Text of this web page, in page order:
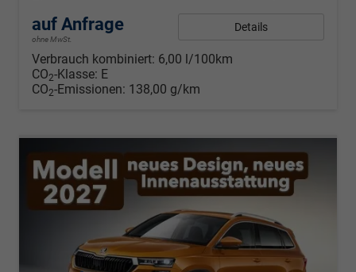
auf Anfrage
ohne MwSt.
Details
Verbrauch kombiniert: 6,00 l/100km
CO2-Klasse: E
CO2-Emissionen: 138,00 g/km